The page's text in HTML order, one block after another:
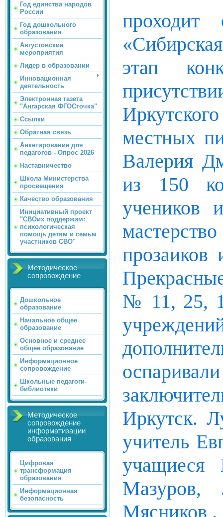
Год единства народов
России
Год дошкольного
образования
Августовские
мероприятия
Лидер в образовании
Инновационная
деятельность
Электронная газета
"Ангарская ФГОСточка"
Ссылки
Обратная связь
Анкетирование для
педагогов - Опрос 2026
Наставничество
Школа Министерства
просвещения
Качество образования
Инициативный проект
"СВОих поддержим:
психологическая
помощь детям и семьм
участников СВО"
Методическое
сопровождение
Дошкольное
образование
Начальное общее
образование
Основное и среднее
общее образование
Информационное
сопровождение
Школьные педагоги-
библиотеки
Методическое
сопровождение
информатизации
образования
Цифровая
трансформация
образования
Информационная
безопасность
проходит
этап
местных
Валерия
из 150
учеников
прозаиков
№ 11, 25,
Иркутск.
учитель
учащиеся
Мазуров,
Мясников .